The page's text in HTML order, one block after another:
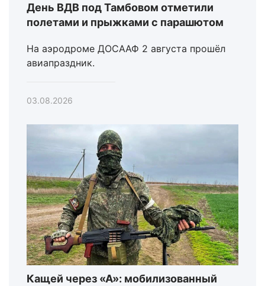
День ВДВ под Тамбовом отметили
полетами и прыжками с парашютом
На аэродроме ДОСААФ 2 августа прошёл
авиапраздник.
03.08.2026
Кащей через «А»: мобилизованный